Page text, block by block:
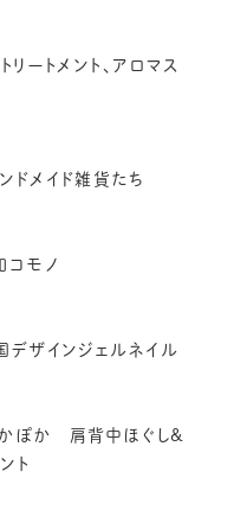
ートメント、アロマス
メイド雑貨たち
モノ
インジェルネイル
ぽか 肩背中ほぐし&
ト